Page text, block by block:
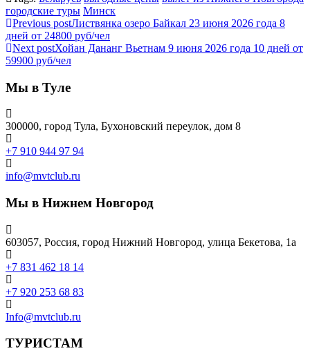
городские туры Минск
Previous postЛиствянка озеро Байкал 23 июня 2026 года 8
дней от 24800 руб/чел
Next postХойан Дананг Вьетнам 9 июня 2026 года 10 дней от
59900 руб/чел
Мы в Туле
300000, город Тула, Бухоновский переулок, дом 8
+7 910 944 97 94
info@mvtclub.ru
Мы в Нижнем Новгород
603057, Россия, город Нижний Новгород, улица Бекетова, 1а
+7 831 462 18 14
+7 920 253 68 83
Info@mvtclub.ru
ТУРИСТАМ